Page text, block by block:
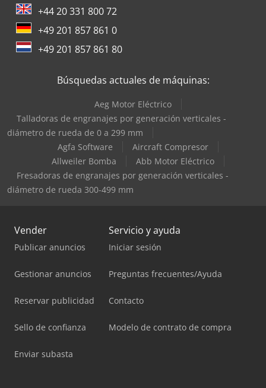
+44 20 331 800 72
+49 201 857 861 0
+49 201 857 861 80
Búsquedas actuales de máquinas:
Aeg Motor Eléctrico
Talladoras de engranajes por generación verticales -
diámetro de rueda de 0 a 299 mm
Agfa Software
Aircraft Compresor
Allweiler Bomba
Abb Motor Eléctrico
Fresadoras de engranajes por generación verticales -
diámetro de rueda 300-499 mm
Vender
Publicar anuncios
Gestionar anuncios
Reservar publicidad
Sello de confianza
Enviar subasta
Servicio y ayuda
Iniciar sesión
Preguntas frecuentes/Ayuda
Contacto
Modelo de contrato de compra